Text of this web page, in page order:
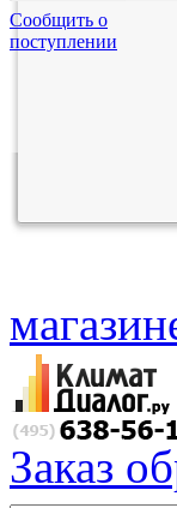
Сообщить о
поступлении
Заказ